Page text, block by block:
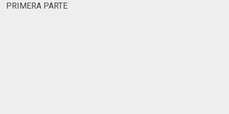
PRIMERA PARTE